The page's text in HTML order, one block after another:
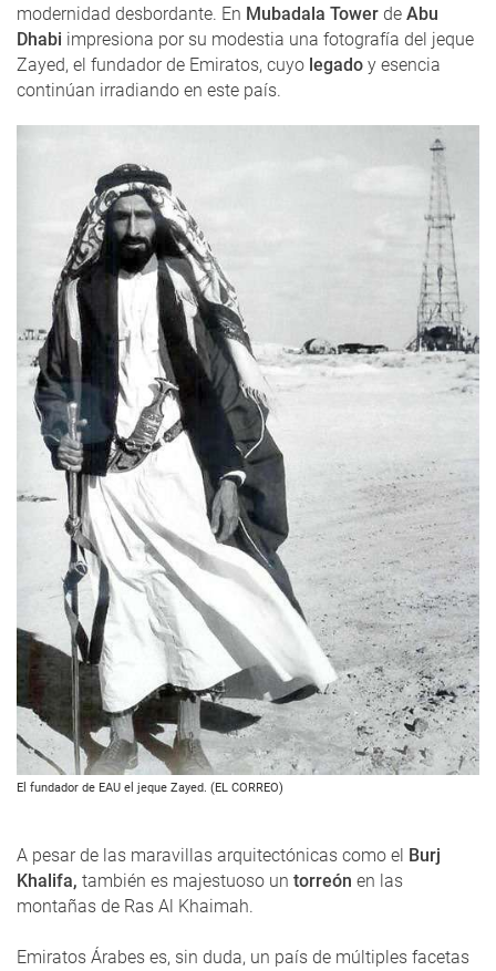
modernidad desbordante. En Mubadala Tower de Abu
Dhabi impresiona por su modestia una fotografía del jeque
Zayed, el fundador de Emiratos, cuyo legado y esencia
continúan irradiando en este país.
El fundador de EAU el jeque Zayed. (EL CORREO)
A pesar de las maravillas arquitectónicas como el Burj
Khalifa, también es majestuoso un torreón en las
montañas de Ras Al Khaimah.
Emiratos Árabes es, sin duda, un país de múltiples facetas